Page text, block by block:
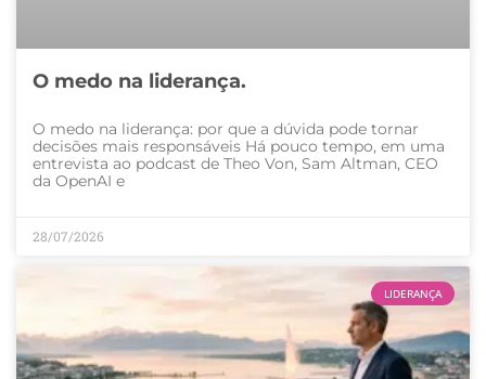
O medo na liderança.
O medo na liderança: por que a dúvida pode tornar
decisões mais responsáveis Há pouco tempo, em uma
entrevista ao podcast de Theo Von, Sam Altman, CEO
da OpenAI e
28/07/2026
LIDERANÇA